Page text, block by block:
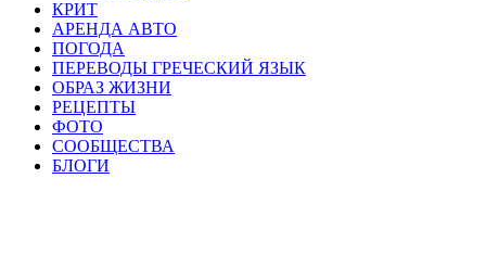
КРИТ
АРЕНДА АВТО
ПОГОДА
ПЕРЕВОДЫ ГРЕЧЕСКИЙ ЯЗЫК
ОБРАЗ ЖИЗНИ
РЕЦЕПТЫ
ФОТО
СООБЩЕСТВА
БЛОГИ